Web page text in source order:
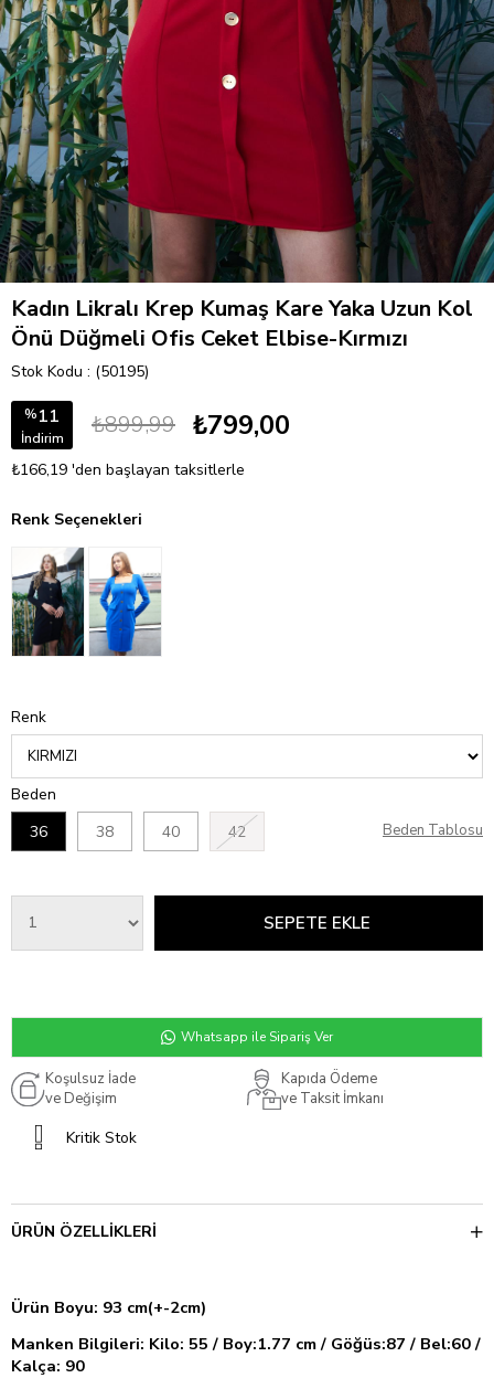
Kadın Likralı Krep Kumaş Kare Yaka Uzun Kol
Önü Düğmeli Ofis Ceket Elbise-Kırmızı
Stok Kodu (50195)
%11
İndirim ₺899,99 ₺799,00
₺166,19 'den başlayan taksitlerle
Renk Seçenekleri
Renk
Beden
36
38 40 42 Beden Tablosu
Whatsapp ile Sipariş Ver
Koşulsuz İade
ve Değişim
Kapıda Ödeme
ve Taksit İmkanı
Kritik Stok
ÜRÜN ÖZELLIKLERI
Ürün Boyu: 93 cm(+-2cm)
Manken Bilgileri: Kilo: 55 / Boy:1.77 cm / Göğüs:87 / Bel:60 /
Kalça: 90